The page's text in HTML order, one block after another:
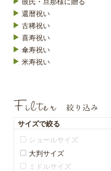
還暦祝い
古稀祝い
喜寿祝い
傘寿祝い
米寿祝い
サイズで絞る
ショールサイズ
大判サイズ
ミドルサイズ